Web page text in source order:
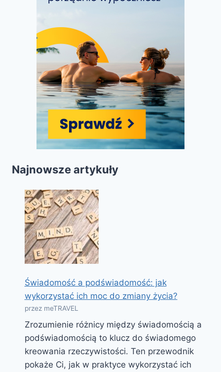
Najnowsze artykuły
Świadomość a podświadomość: jak
wykorzystać ich moc do zmiany życia?
przez meTRAVEL
Zrozumienie różnicy między świadomością a
podświadomością to klucz do świadomego
kreowania rzeczywistości. Ten przewodnik
pokaże Ci, jak w praktyce wykorzystać ich